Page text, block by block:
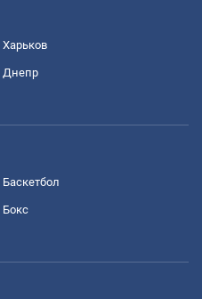
Харьков
Днепр
Баскетбол
Бокс